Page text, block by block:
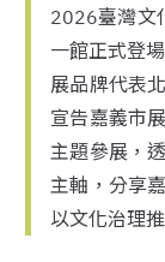
2026臺灣文
一館正式登
展品牌代表
宣告嘉義市
主題參展，
主軸，分享
以文化治理